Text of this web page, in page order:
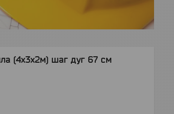
(4х3х2м) шаг дуг 67 см